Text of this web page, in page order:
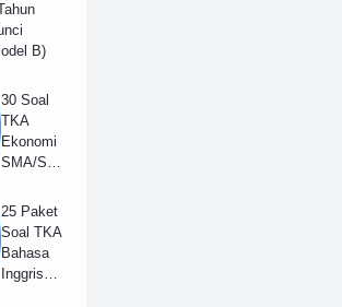
B)
30 Soal
TKA
Ekonomi
SMA/SM
2025 dan
Kunci
Jawaban
(B)
25 Paket
Soal TKA
Bahasa
Inggris